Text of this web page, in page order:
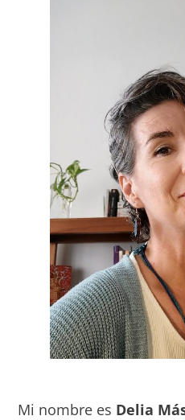
Mi nombre es Delia